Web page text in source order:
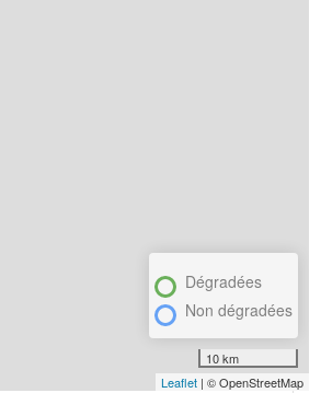
Dégradées
Non dégradées
10 km
Leaflet | © OpenStreetMap